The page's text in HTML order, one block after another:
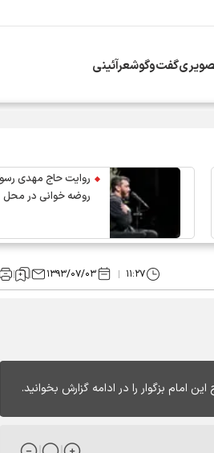
گفت‌وگوشعرآئینی
روایت حاج مهدی
روضه خوانی در محل
۱۱:۲۷ ۱۳۹۳/۰۷/۰۳
بزگوار را در ادامه گزارش بخوانید.